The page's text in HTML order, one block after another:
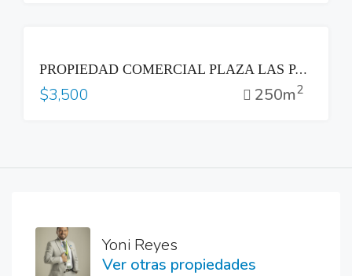
PROPIEDAD COMERCIAL PLAZA LAS PALMAS
$3,500 250m2
Yoni Reyes
Ver otras propiedades